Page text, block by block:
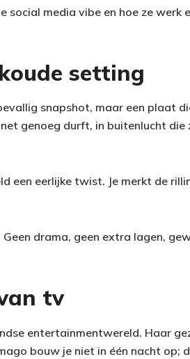
media vibe en hoe ze werk
setting
snapshot, maar een plaat
genoeg durft, in buitenlucht die
een eerlijke twist. Je merkt de
drama, geen extra lagen,
tv
entertainmentwereld. Haar
bouw je niet in één nacht op;